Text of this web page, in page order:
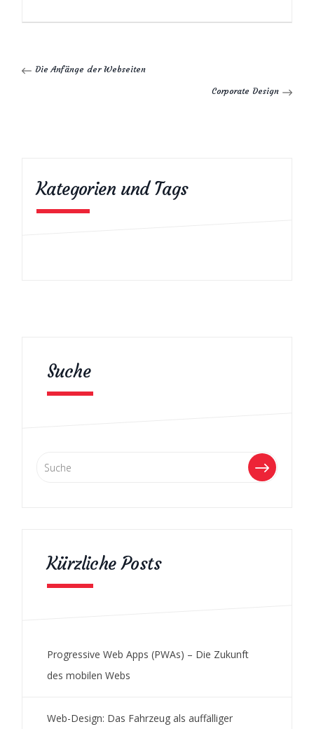
Die Anfänge der Webseiten
Corporate Design
Kategorien und Tags
Suche
Kürzliche Posts
Progressive Web Apps (PWAs) – Die Zukunft
des mobilen Webs
Web-Design: Das Fahrzeug als auffälliger